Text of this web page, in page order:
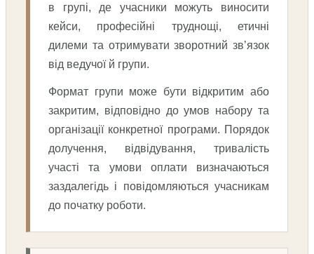
в групі, де учасники можуть виносити
кейси, професійні труднощі, етичні
дилеми та отримувати зворотний зв’язок
від ведучої й групи.
Формат групи може бути відкритим або
закритим, відповідно до умов набору та
організації конкретної програми. Порядок
долучення, відвідування, тривалість
участі та умови оплати визначаються
заздалегідь і повідомляються учасникам
до початку роботи.